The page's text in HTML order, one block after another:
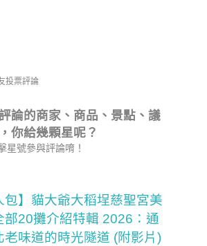
投票評論
論的商家、商品、景點、議
你給幾顆星呢？
星號參與評論唷！
包】貓大爺大稻埕慈聖宮美
部20攤介紹特輯 2026：通
老味道的時光隧道 (附影片)